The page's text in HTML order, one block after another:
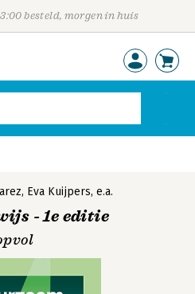
besteld, morgen in huis
, Eva Kuijpers, e.a.
- 1e editie